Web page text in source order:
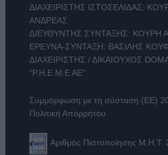
ΔΙΑΧΕΙΡΙΣΤΗΣ ΙΣΤΟΣΕΛΙΔΑΣ:
ΑΝΔΡΕΑΣ
ΔΙΕΥΘΥΝΤΗΣ ΣΥΝΤΑΞΗΣ: ΚΟΥΡΗ
ΕΡΕΥΝΑ-ΣΥΝΤΑΞΗ: ΒΑΣΙΛΗΣ
ΔΙΑΧΕΙΡΙΣΤΗΣ / ΔΙΚΑΙΟΥΧΟΣ
"Ρ.Η.Ε.Μ.Ε ΑΕ"
Συμμόρφωση με τη σύσταση (ΕΕ)
Πολιτική Απορρήτου
Αριθμός Πιστοποίησης Μ.Η.Τ.